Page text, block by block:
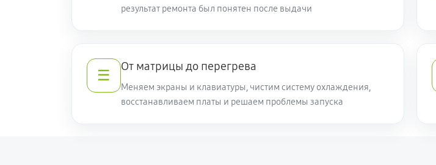
Замена видеокарты ноутбука Acer Helios 300 PH315-53-78HC
результат ремонта был понятен после выдачи
☰
От матрицы до перегрева
Меняем экраны и клавиатуры, чистим систему охлаждения,
восстанавливаем платы и решаем проблемы запуска